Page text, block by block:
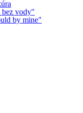
vody"
by mine"